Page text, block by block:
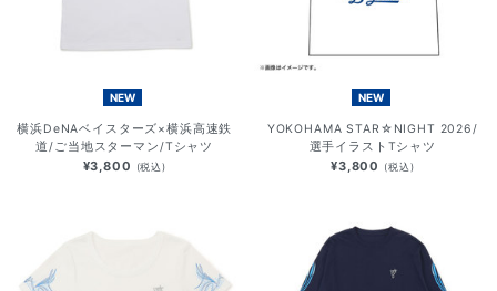
NEW
横浜DeNAベイスターズ×横浜高速鉄
道/ご当地スターマン/Tシャツ
¥3,800 (税込)
NEW
YOKOHAMA STAR☆NIGHT 2026/
選手イラストTシャツ
¥3,800 (税込)